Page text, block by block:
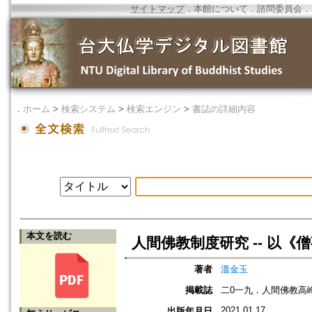
サイトマップ．本館について ． 諮問委員会 ．
． ホーム > 検索システム > 検索エンジン > 書誌の詳細内容
本文を読む 人間佛教制度研究 -- 以《
著者
溫金玉
掲載誌
二0一九．人間佛教高